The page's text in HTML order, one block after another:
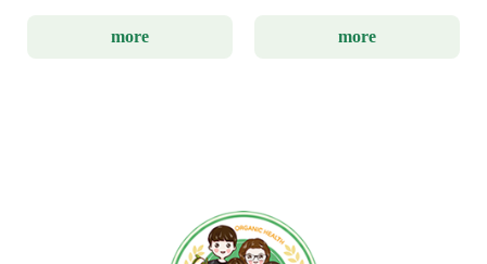
more more